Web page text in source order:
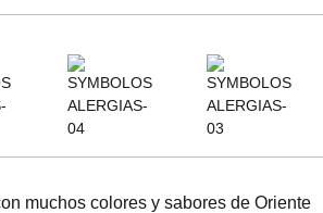
muchos colores y sabores de Oriente